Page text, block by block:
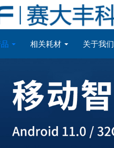
相关耗材 关于我们